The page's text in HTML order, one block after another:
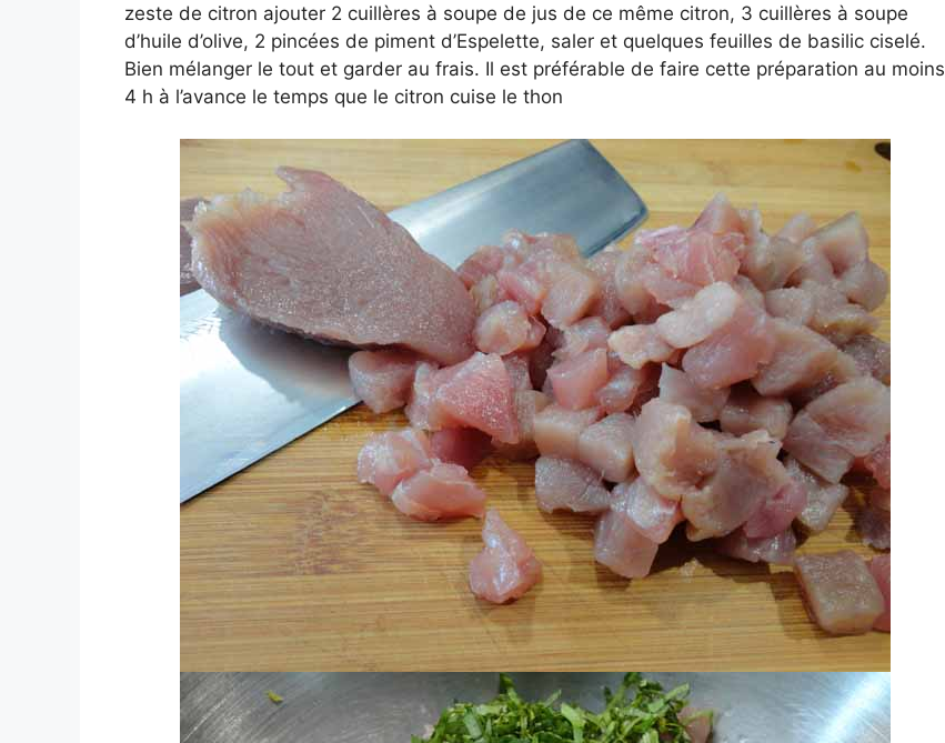
zeste de citron ajouter 2 cuillères à soupe de jus de ce même citron, 3 cuillères à soupe
d’huile d’olive, 2 pincées de piment d’Espelette, saler et quelques feuilles de basilic ciselé.
Bien mélanger le tout et garder au frais. Il est préférable de faire cette préparation au moins
4 h à l’avance le temps que le citron cuise le thon